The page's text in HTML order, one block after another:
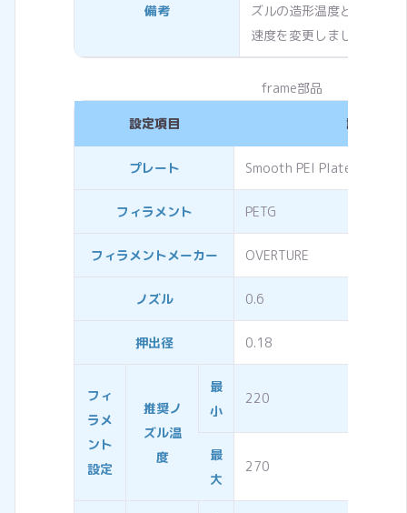
備考
ズルの造形温度とリトラ
速度を変更しました。
frame部品
設定項目 設定内容
プレート Smooth PEI Plate
フィラメント PETG
フィラメントメーカー OVERTURE
ノズル 0.6
押出径 0.18
フィ
ラメ
ント
設定
推奨ノ
ズル温
度
最
小
220
最
大
270